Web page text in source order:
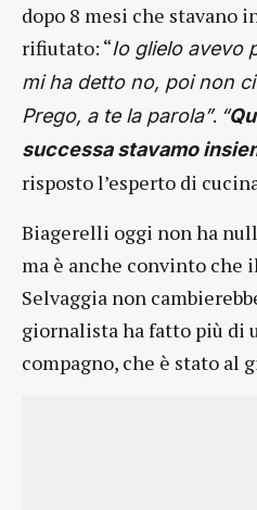
dopo 8 mesi che stavano
rifiutato: “Io glielo avevo
mi ha detto no, poi non
Prego, a te la parola”. “
successa stavamo
risposto l’esperto di
Biagerelli oggi non ha
ma è anche convinto che
Selvaggia non
giornalista ha fatto più di
compagno, che è stato al